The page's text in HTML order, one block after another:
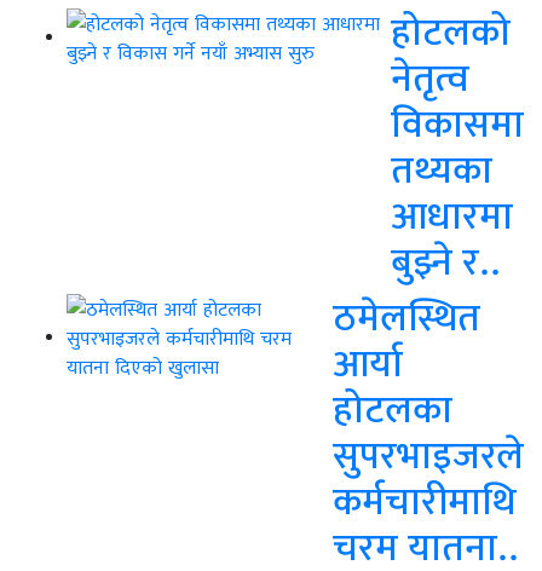
होटलको
नेतृत्व
विकासमा
तथ्यका
आधारमा
बुझ्ने र..
ठमेलस्थित
आर्या
होटलका
सुपरभाइजरले
कर्मचारीमाथि
चरम यातना..